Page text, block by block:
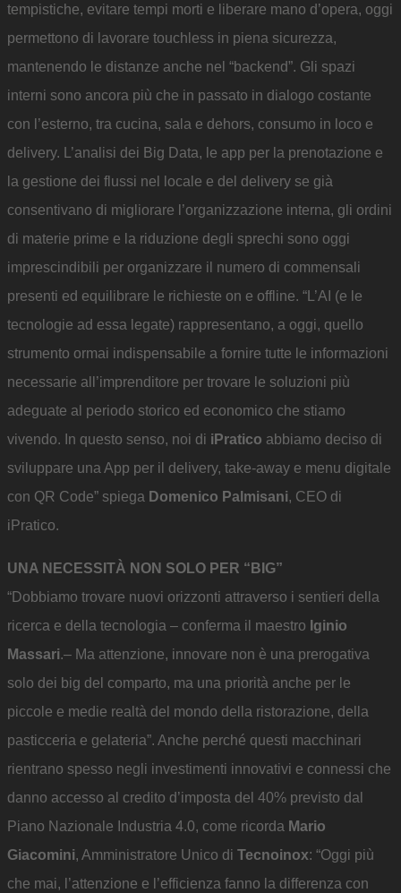
tempistiche, evitare tempi morti e liberare mano d’opera, oggi
permettono di lavorare touchless in piena sicurezza,
mantenendo le distanze anche nel “backend”. Gli spazi
interni sono ancora più che in passato in dialogo costante
con l’esterno, tra cucina, sala e dehors, consumo in loco e
delivery. L’analisi dei Big Data, le app per la prenotazione e
la gestione dei flussi nel locale e del delivery se già
consentivano di migliorare l’organizzazione interna, gli ordini
di materie prime e la riduzione degli sprechi sono oggi
imprescindibili per organizzare il numero di commensali
presenti ed equilibrare le richieste on e offline. “L’AI (e le
tecnologie ad essa legate) rappresentano, a oggi, quello
strumento ormai indispensabile a fornire tutte le informazioni
necessarie all’imprenditore per trovare le soluzioni più
adeguate al periodo storico ed economico che stiamo
vivendo. In questo senso, noi di iPratico abbiamo deciso di
sviluppare una App per il delivery, take-away e menu digitale
con QR Code” spiega Domenico Palmisani, CEO di
iPratico.
UNA NECESSITÀ NON SOLO PER “BIG”
“Dobbiamo trovare nuovi orizzonti attraverso i sentieri della
ricerca e della tecnologia – conferma il maestro Iginio
Massari.– Ma attenzione, innovare non è una prerogativa
solo dei big del comparto, ma una priorità anche per le
piccole e medie realtà del mondo della ristorazione, della
pasticceria e gelateria”. Anche perché questi macchinari
rientrano spesso negli investimenti innovativi e connessi che
danno accesso al credito d’imposta del 40% previsto dal
Piano Nazionale Industria 4.0, come ricorda Mario
Giacomini, Amministratore Unico di Tecnoinox: “Oggi più
che mai, l’attenzione e l’efficienza fanno la differenza con